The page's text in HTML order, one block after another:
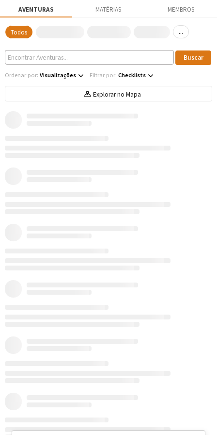
AVENTURAS MATÉRIAS MEMBROS
Todos ...
Ordenar por: Visualizações Filtrar por: Checklists
Explorar no Mapa